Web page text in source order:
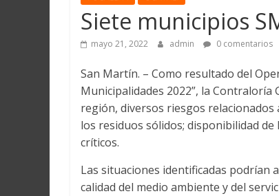
Siete municipios
mayo 21, 2022 admin 0 comentarios
San Martín. – Como resultado del
Municipalidades 2022”, la Contraloría
región, diversos riesgos
los residuos sólidos; disponibilidad
críticos.
Las situaciones identificadas podrían
calidad del medio ambiente y del